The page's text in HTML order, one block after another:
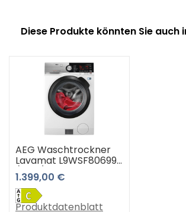
Diese Produkte könnten Sie auch
AEG Waschtrockner
Lavamat L9WSF80699
(weiß)
1.399,00 €
Produktdatenblatt